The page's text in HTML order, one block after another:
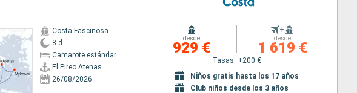
Costa Fascinosa
8 d
Camarote estándar
El Pireo Atenas
26/08/2026
desde
929 €
+
desde
1 619 €
Tasas: +200 €
Niños gratis hasta los 17 años
Club niños desde los 3 años